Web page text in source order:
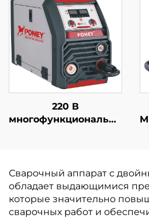
сварка с защитой
углекислым газом
Co2 сварка Mig/Mag
220 В
многофункциональный
цифровым
управлением,
синергетическая
сварка MIG
Сварочный аппарат с
обладает выдающимися
которые значительно
сварочных работ и